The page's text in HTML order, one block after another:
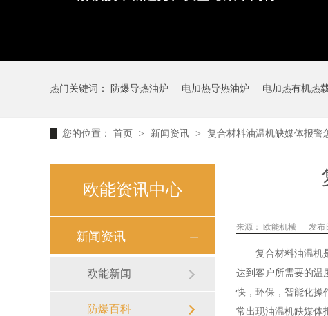
热门关键词： 防爆导热油炉 电加热导热油炉 电加热有机热
您的位置： 首页 > 新闻资讯 > 复合材料油温机缺媒体报警
来源： 欧能机械 发布
复合材料油温机
达到客户所需要的温
快，环保，智能化操
常出现油温机缺媒体
欧能资讯中心
新闻资讯
欧能新闻
防爆百科